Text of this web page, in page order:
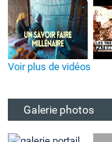
Voir plus de vidéos
Galerie photos